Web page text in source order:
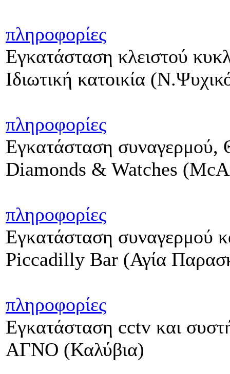
πληροφορίες
Εγκατάσταση κλειστού
Ιδιωτική κατοικία
πληροφορίες
Εγκατάσταση συναγερμού,
Diamonds & Watches
πληροφορίες
Εγκατάσταση συναγερμού
Piccadilly Bar (Αγία
πληροφορίες
Εγκατάσταση cctv και
ΑΓΝΟ (Καλύβια)